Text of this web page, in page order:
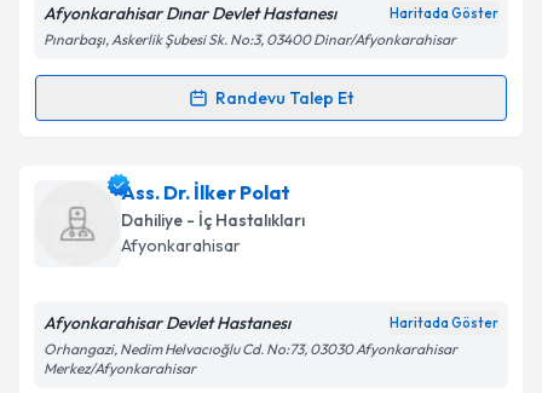
Kişisel verilerimin işlenmesine ilişkin
Metni'ni okudum ve kişisel verilerimin belirtilen
Takvim Talebini Gönder
Afyonkarahisar Dınar Devlet Hastanesı Haritada Göster
Pınarbaşı, Askerlik Şubesi Sk. No:3, 03400 Dinar/Afyonkarahisar
Randevu Talep Et
Randevu Takvimi Talebi
Ass. Dr. Yetkin Yıldıziçin randevu takvimi talebi
oluşturun. Size bu uzmandan randevu almanız için bir
takvim hazırlandığında e-posta ile bilgilendireceğiz.
Ass. Dr. İlker Polat
Dahiliye - İç Hastalıkları
Afyonkarahisar
Afyonkarahisar Devlet Hastanesı Haritada Göster
Orhangazi, Nedim Helvacıoğlu Cd. No:73, 03030 Afyonkarahisar
Merkez/Afyonkarahisar